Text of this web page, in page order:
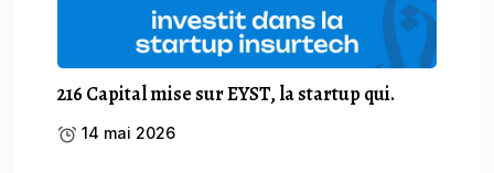
216 Capital mise sur EYST, la startup qui.
14 mai 2026